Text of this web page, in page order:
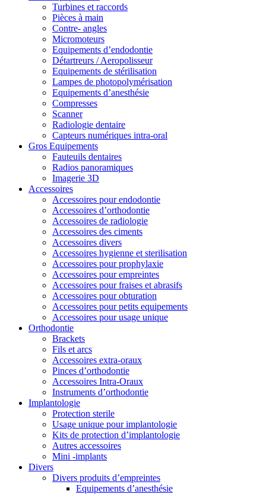
Turbines et raccords
Pièces à main
Contre- angles
Micromoteurs
Equipements d’endodontie
Détartreurs / Aeropolisseur
Equipements de stérilisation
Lampes de photopolymérisation
Equipements d’anesthésie
Compresses
Scanner
Radiologie dentaire
Capteurs numériques intra-oral
Gros Equipements
Fauteuils dentaires
Radios panoramiques
Imagerie 3D
Accessoires
Accessoires pour endodontie
Accessoires d’orthodontie
Accessoires de radiologie
Accessoires des ciments
Accessoires divers
Accessoires hygienne et sterilisation
Accessoires pour prophylaxie
Accessoires pour empreintes
Accessoires pour fraises et abrasifs
Accessoires pour obturation
Accessoires pour petits equipements
Accessoires pour usage unique
Orthodontie
Brackets
Fils et arcs
Accessoires extra-oraux
Pinces d’orthodontie
Accessoires Intra-Oraux
Instruments d’orthodontie
Implantologie
Protection sterile
Usage unique pour implantologie
Kits de protection d’implantologie
Autres accessoires
Mini -implants
Divers
Divers produits d’empreintes
Equipements d’anesthésie